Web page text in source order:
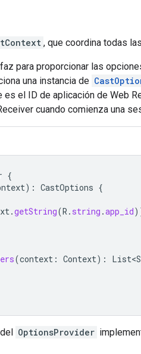
, que coordina todas
para proporcionar las
una instancia de
el ID de aplicación de Web
cuando comienza una
{
): CastOptions {
.getString(R . string .app_id
(context : Context):
OptionsProvider